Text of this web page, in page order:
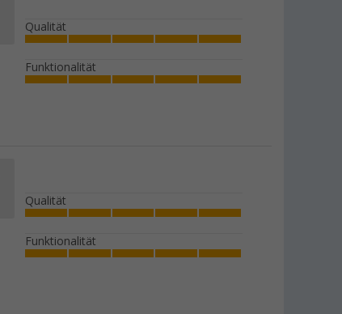
Qualität
Funktionalität
Qualität
Funktionalität